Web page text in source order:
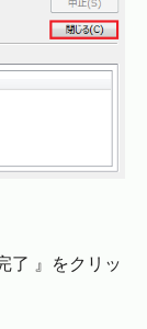
了 』をクリッ